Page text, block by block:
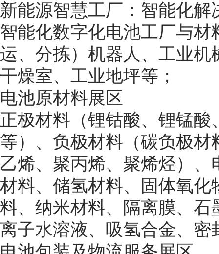
新能源智慧工厂：智能化
智能化数字化电池工厂与
运、分拣）机器人、工业
干燥室、工业地坪等；
电池原材料展区
正极材料（锂钴酸、锂锰
等）、负极材料（碳负极
乙烯、聚丙烯、聚烯烃）
材料、储氢材料、固体氧
料、纳米材料、隔离膜、
离子水溶液、吸氢合金、